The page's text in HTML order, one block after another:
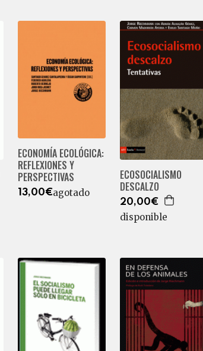
ECONOMÍA ECOLÓGICA:
REFLEXIONES Y
PERSPECTIVAS
13,00€agotado
ECOSOCIALISMO
DESCALZO
20,00€
disponible